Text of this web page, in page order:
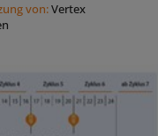
von:Vertex